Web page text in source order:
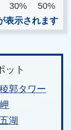
30%
50%
表示されます
ット
郭タワー
湖